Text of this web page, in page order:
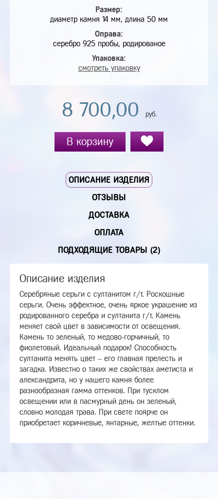
Размер:
диаметр камня 14 мм, длина 50 мм
Оправа:
серебро 925 пробы, родированое
Упаковка:
смотреть упаковку
8 700,00 руб.
В корзину
ОПИСАНИЕ ИЗДЕЛИЯ
ОТЗЫВЫ
ДОСТАВКА
ОПЛАТА
ПОДХОДЯЩИЕ ТОВАРЫ (2)
Описание изделия
Серебряные серьги с султанитом г/т. Роскошные
серьги. Очень эффектное, очень яркое украшение из
родированного серебра и султанита г/т. Камень
меняет свой цвет в зависимости от освещения.
Камень то зеленый, то медово-горчичный, то
фиолетовый. Идеальный подарок! Способность
султанита менять цвет – его главная прелесть и
загадка. Известно о таких же свойствах аметиста и
александрита, но у нашего камня более
разнообразная гамма оттенков. При тусклом
освещении или в пасмурный день он зеленый,
словно молодая трава. При свете поярче он
приобретает коричневые, янтарные, желтые оттенки.